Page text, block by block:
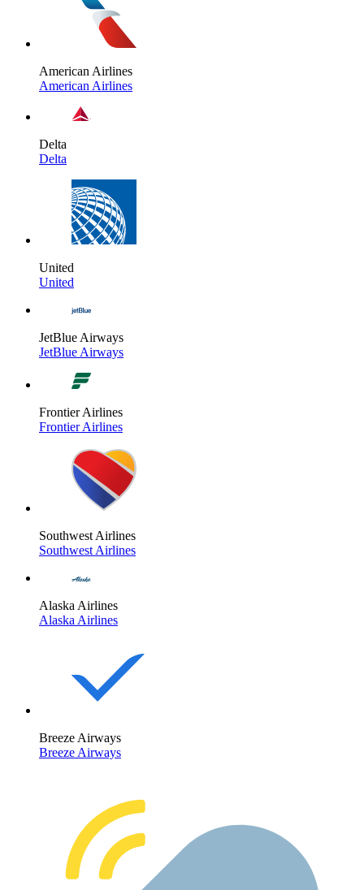
American Airlines
American Airlines
Delta
Delta
United
United
JetBlue Airways
JetBlue Airways
Frontier Airlines
Frontier Airlines
Southwest Airlines
Southwest Airlines
Alaska Airlines
Alaska Airlines
Breeze Airways
Breeze Airways